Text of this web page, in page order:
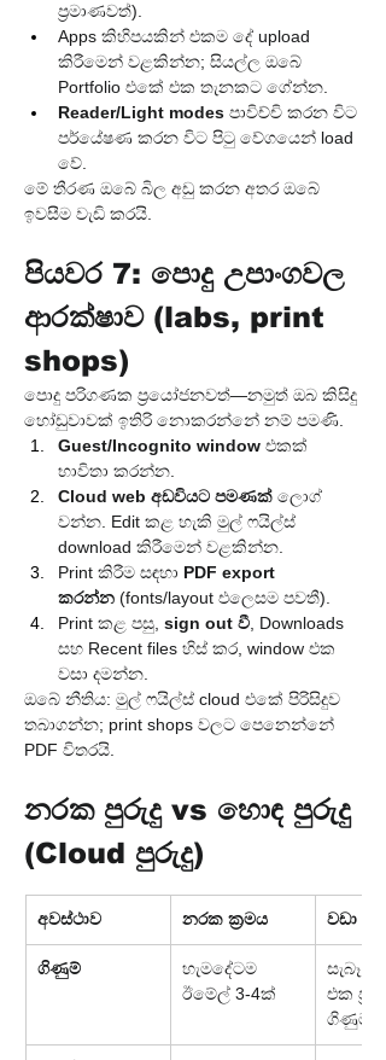
ප්‍රමාණවත්).
Apps කිහිපයකින් එකම දේ upload
කිරීමෙන් වළකින්න; සියල්ල ඔබේ
Portfolio එකේ එක තැනකට ගේන්න.
Reader/Light modes පාවිච්චි කරන විට
පර්යේෂණ කරන විට පිටු වේගයෙන් load
වේ.
මේ තීරණ ඔබේ බිල අඩු කරන අතර ඔබේ
ඉවසීම වැඩි කරයි.
පියවර 7: පොදු උපාංගවල
ආරක්ෂාව (labs, print
shops)
පොදු පරිගණක ප්‍රයෝජනවත්—නමුත් ඔබ කිසිදු
හෝඩුවාවක් ඉතිරි නොකරන්නේ නම් පමණි.
Guest/Incognito window එකක්
භාවිතා කරන්න.
Cloud web අඩවියට පමණක් ලොග්
වන්න. Edit කළ හැකි මුල් ෆයිල්ස්
download කිරීමෙන් වළකින්න.
Print කිරීම සඳහා PDF export
කරන්න (fonts/layout එලෙසම පවතී).
Print කළ පසු, sign out වී , Downloads
සහ Recent files හිස් කර, window එක
වසා දමන්න.
ඔබේ නීතිය: මුල් ෆයිල්ස් cloud එකේ පිරිසිදුව
තබාගන්න; print shops වලට පෙනෙන්නේ
PDF විතරයි.
නරක පුරුදු vs හොඳ පුරුදු
(Cloud පුරුදු)
අවස්ථාව නරක ක්‍රමය වඩා
ගිණුම්
හැමදේටම
ඊමේල් 3-4ක්
සැබෑ
එක
ගිණුමක්